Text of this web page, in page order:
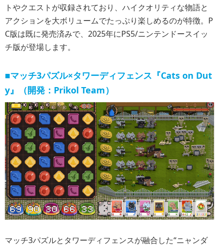
トやクエストが収録されており、ハイクオリティな物語と
アクションを大ボリュームでたっぷり楽しめるのが特徴。P
C版は既に発売済みで、2025年にPS5/ニンテンドースイッ
チ版が登場します。
■マッチ3パズル×タワーディフェンス『Cats on Dut
y』（開発：Prikol Team）
マッチ3パズルとタワーディフェンスが融合した“ニャンダ